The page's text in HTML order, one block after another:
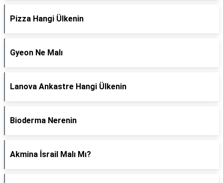
Pizza Hangi Ülkenin
Gyeon Ne Malı
Lanova Ankastre Hangi Ülkenin
Bioderma Nerenin
Akmina İsrail Malı Mı?